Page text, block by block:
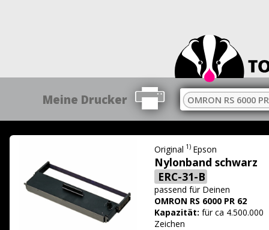
Meine Drucker OMRON RS 6000
Original 1) Epson
Nylonband schwarz
ERC-31-B
passend für Deinen
OMRON RS 6000 PR 62
Kapazität: für ca 4.500.000
Zeichen